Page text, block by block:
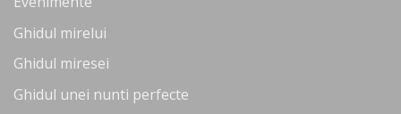
Ghidul mirelui
Ghidul miresei
Ghidul unei nunti perfecte